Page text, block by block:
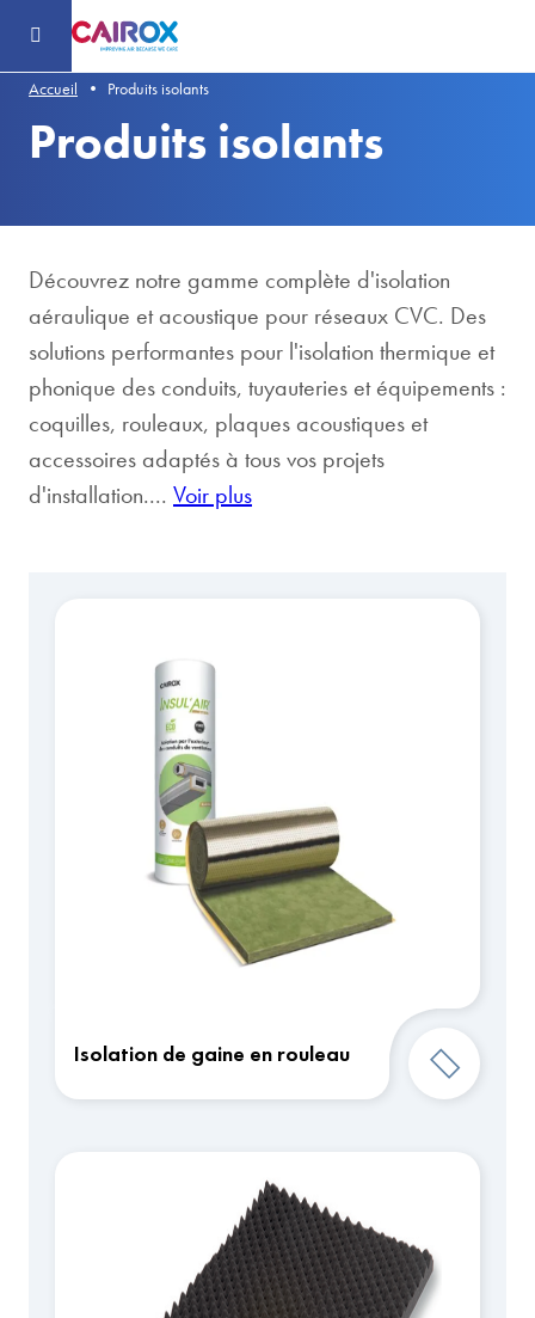
contenu
principalAccueil Produits isolants
Produits isolants
Découvrez notre gamme complète d'isolation
aéraulique et acoustique pour réseaux CVC. Des
solutions performantes pour l'isolation thermique et
phonique des conduits, tuyauteries et équipements :
coquilles, rouleaux, plaques acoustiques et
accessoires adaptés à tous vos projets
d'installation.... Voir plus
Isolation de gaine en rouleau